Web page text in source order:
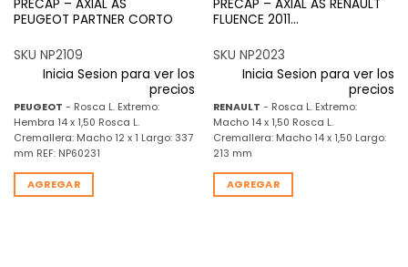
PRECAP – AXIAL AS
PEUGEOT PARTNER CORTO
SKU NP2109
Inicia Sesion para ver los
precios
PEUGEOT - Rosca L. Extremo:
Hembra 14 x 1,50 Rosca L.
Cremallera: Macho 12 x 1 Largo: 337
mm REF: NP60231
AGREGAR
PRECAP – AXIAL AS RENAULT
FLUENCE 2011…
SKU NP2023
Inicia Sesion para ver los
precios
RENAULT - Rosca L. Extremo:
Macho 14 x 1,50 Rosca L.
Cremallera: Macho 14 x 1,50 Largo:
213 mm
AGREGAR